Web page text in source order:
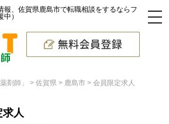
報、佐賀県鹿島市で転職相談をするならフ
）
剤師」
佐賀県 鹿島市 会員限定求人
求人